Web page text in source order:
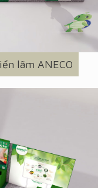
lãm ANECO